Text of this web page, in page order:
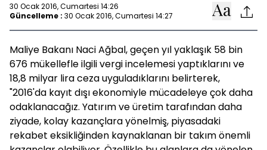
30 Ocak 2016, Cumartesi 14:26
Güncelleme : 30 Ocak 2016, Cumartesi 14:27
Maliye Bakanı Naci Ağbal, geçen yıl yaklaşık 58 bin
676 mükellefle ilgili vergi incelemesi yaptıklarını ve
18,8 milyar lira ceza uyguladıklarını belirterek,
"2016'da kayıt dışı ekonomiyle mücadeleye çok daha
odaklanacağız. Yatırım ve üretim tarafından daha
ziyade, kolay kazançlara yönelmiş, piyasadaki
rekabet eksikliğinden kaynaklanan bir takım önemli